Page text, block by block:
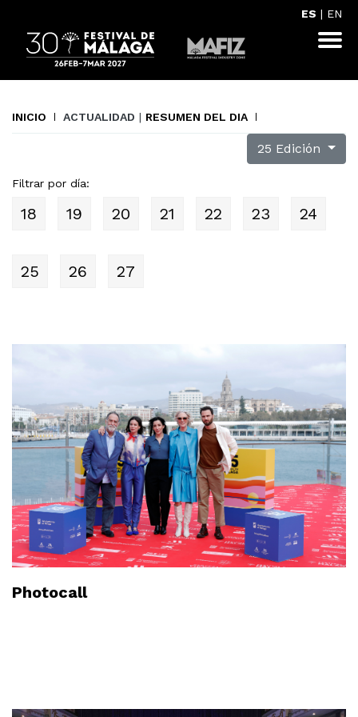
ES | EN
INICIO ACTUALIDAD | RESUMEN DEL DIA
25 Edición
Filtrar por día:
18 19 20 21 22 23 24
25 26 27
Photocall